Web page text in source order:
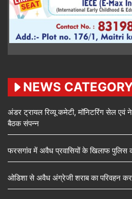
NEWS
अंडर ट्रायल रिव्यू कमेटी, मॉनिटरिंग सेल
बैठक संपन्न
फरसगांव में अवैध प्रवासियों के खिलाफ पुलिस
ओडिशा से अवैध अंग्रेजी शराब का परिवहन करते